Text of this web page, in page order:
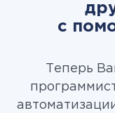
c
Теперь